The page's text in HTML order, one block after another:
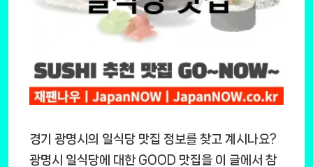
경기 광명시의 일식당 맛집 정보를 찾고 계시나요?
광명시 일식당에 대한 GOOD 맛집을 이 글에서 참